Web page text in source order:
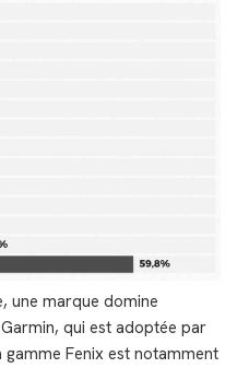
une marque domine
qui est adoptée par
Fenix est notamment